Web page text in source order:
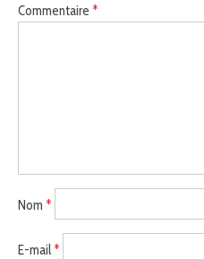
Commentaire *
Nom *
E-mail*